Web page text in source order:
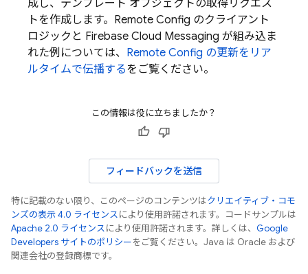
成し、テンプレート オブジェクトの取得リクエス
トを作成します。 Remote Config のクライアント
ロジックと Firebase Cloud Messaging が組み込ま
れた例については、 Remote Config の更新をリア
ルタイムで伝播するをご覧ください。
この情報は役に立ちましたか？
フィードバックを送信
特に記載のない限り、このページのコンテンツはクリエイティブ・コモ
ンズの表示 4.0 ライセンスにより使用許諾されます。コードサンプルは
Apache 2.0 ライセンスにより使用許諾されます。詳しくは、 Google
Developers サイトのポリシーをご覧ください。Java は Oracle および
関連会社の登録商標です。